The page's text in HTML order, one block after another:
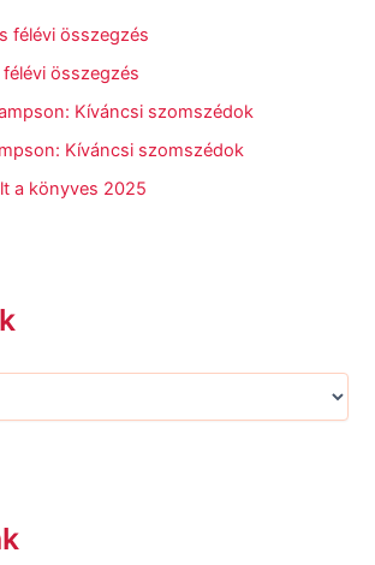
félévi összegzés
összegzés
Kíváncsi szomszédok
Kíváncsi szomszédok
a könyves 2025